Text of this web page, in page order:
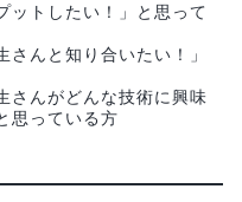
ットしたい！」と思って
さんと知り合いたい！」
さんがどんな技術に興味
思っている方